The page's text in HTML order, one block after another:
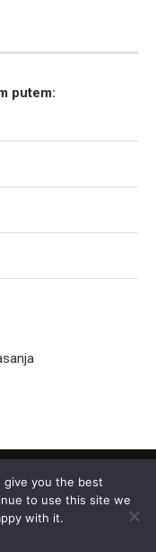
putem:
Mitrovica
give you the best
to use this site we
with it.